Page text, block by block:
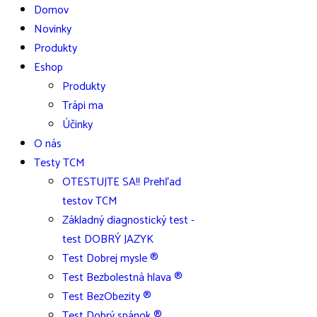
Domov
Novinky
Produkty
Eshop
Produkty
Trápi ma
Účinky
O nás
Testy TCM
OTESTUJTE SA!! Prehľad
testov TCM
Základný diagnostický test -
test DOBRÝ JAZYK
Test Dobrej mysle ®
Test Bezbolestná hlava ®
Test BezObezity ®